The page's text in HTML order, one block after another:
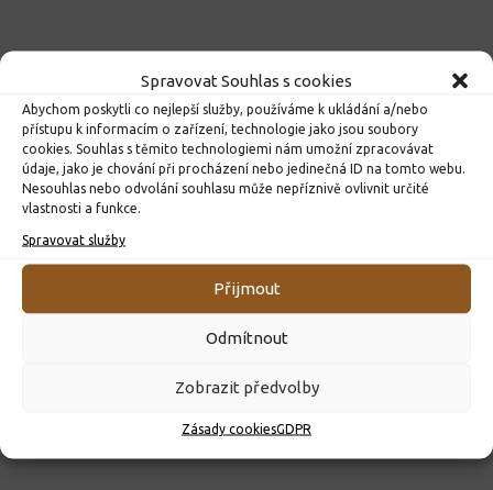
Spravovat Souhlas s cookies
Abychom poskytli co nejlepší služby, používáme k ukládání a/nebo
přístupu k informacím o zařízení, technologie jako jsou soubory
cookies. Souhlas s těmito technologiemi nám umožní zpracovávat
údaje, jako je chování při procházení nebo jedinečná ID na tomto webu.
Nesouhlas nebo odvolání souhlasu může nepříznivě ovlivnit určité
vlastnosti a funkce.
Spravovat služby
Přijmout
Odmítnout
Zobrazit předvolby
Zásady cookiesGDPR
ROZHODNUTÍ O PŘIJETÍ K PŘEDŠKOLNÍMU VZDĚLÁVÁNÍ